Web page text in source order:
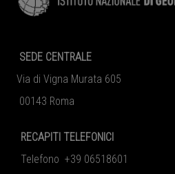
SEDE CENTRALE
Via di Vigna Murata 605
00143 Roma
RECAPITI TELEFONICI
Telefono +39 06518601